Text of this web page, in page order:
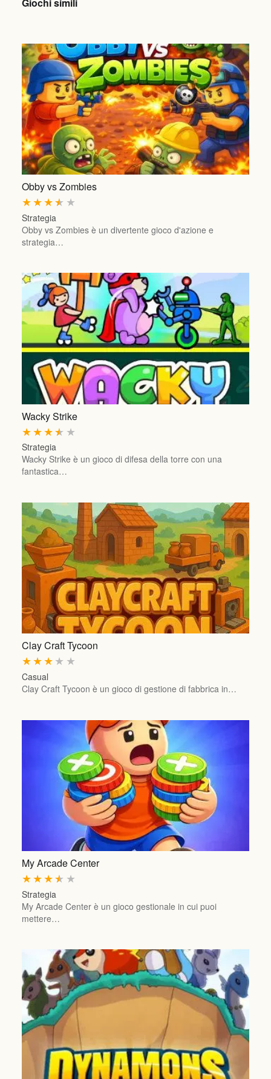
Obby vs Zombies
★
★
★
★
★
Strategia
Obby vs Zombies è un divertente gioco d'azione e
strategia…
Wacky Strike
★
★
★
★
★
Strategia
Wacky Strike è un gioco di difesa della torre con una
fantastica…
Clay Craft Tycoon
★
★
★
★
★
Casual
Clay Craft Tycoon è un gioco di gestione di fabbrica in…
My Arcade Center
★
★
★
★
★
Strategia
My Arcade Center è un gioco gestionale in cui puoi
mettere…